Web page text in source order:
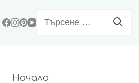
за:
Начало